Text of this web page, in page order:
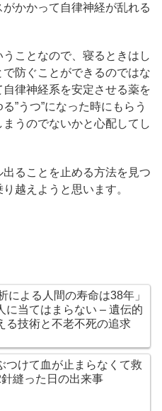
かかって自律神経が乱れる
ことなので、寝るときはし
防ぐことができるのではな
律神経系を安定させる薬を
”うつ”になった時にもらう
うのでないかと心配してし
ることを止める方法を見つ
越えようと思います。
による人間の寿命は38年」
に当てはまらない – 遺伝的
る技術と不老不死の追求
つけて血が止まらなくて救
縫った日の出来事